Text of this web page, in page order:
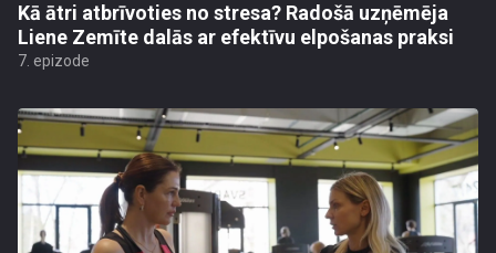
Kā ātri atbrīvoties no stresa? Radošā uzņēmēja
Liene Zemīte dalās ar efektīvu elpošanas praksi
7. epizode